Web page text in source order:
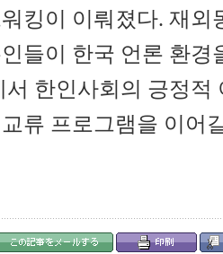
킹이 이뤄졌다. 재외
들이 한국 언론 환경
서 한인사회의 긍정적
류 프로그램을 이어